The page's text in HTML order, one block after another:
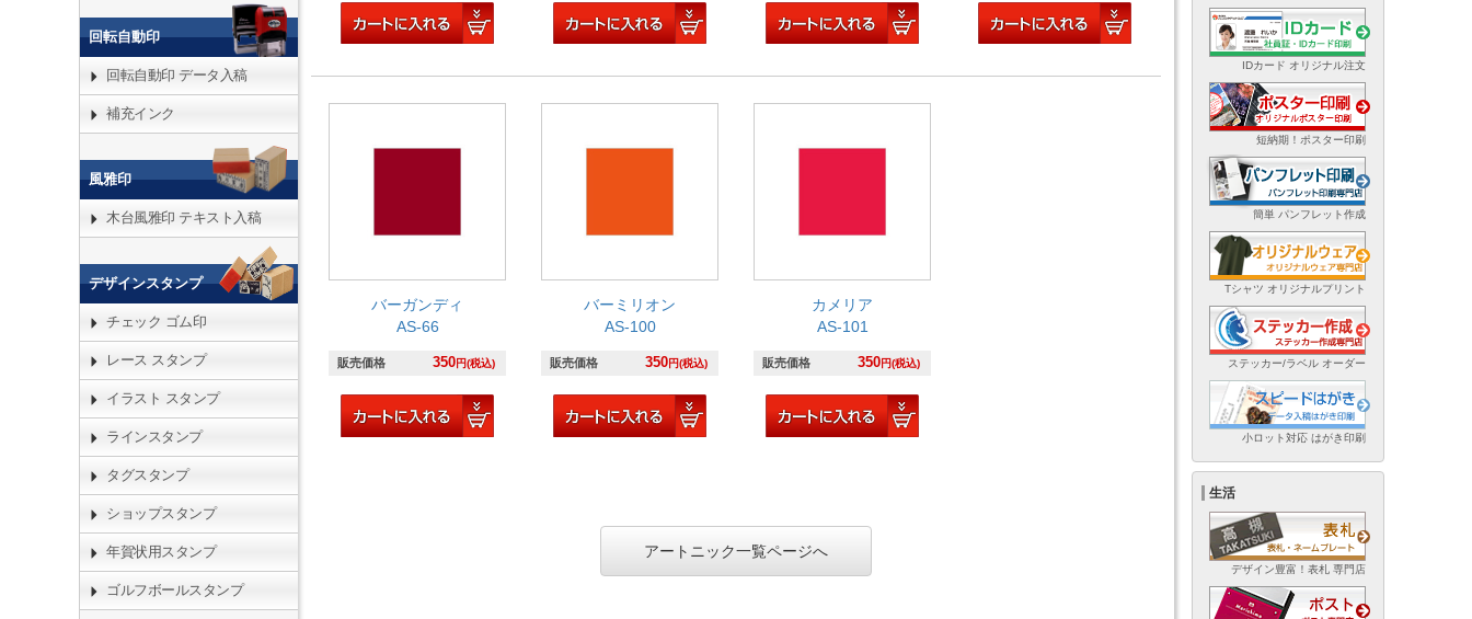
バーガンディ
AS-66
販売価格 350円(税込)
バーミリオン
AS-100
販売価格 350円(税込)
カメリア
AS-101
販売価格 350円(税込)
アートニック一覧ページへ
回転自動印
回転自動印 データ入稿
補充インク
風雅印
木台風雅印 テキスト入稿
デザインスタンプ
チェック ゴム印
レース スタンプ
イラスト スタンプ
ラインスタンプ
タグスタンプ
ショップスタンプ
年賀状用スタンプ
ゴルフボールスタンプ
IDカード オリジナル注文
短納期！ポスター印刷
簡単 パンフレット作成
Tシャツ オリジナルプリント
ステッカー/ラベル オーダー
小ロット対応 はがき印刷
生活
デザイン豊富！表札 専門店